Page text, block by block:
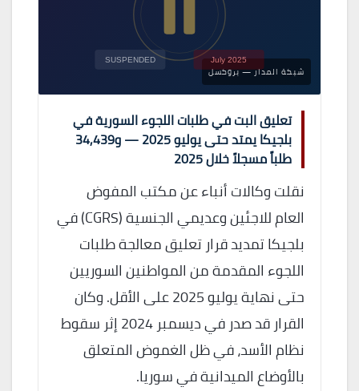
شبكة المدار — بروكسل
SUSPENDED July 2025
تعليق البت في طلبات اللجوء السورية في
بلجيكا يمتد حتى يوليو 2025 — و34,439
طلباً مسجلاً خلال 2025
نقلت وكالات أنباء عن مكتب المفوض
العام للاجئين وعديمي الجنسية (CGRS) في
بلجيكا تمديد قرار تعليق معالجة طلبات
اللجوء المقدمة من المواطنين السوريين
حتى نهاية يوليو 2025 على الأقل. وكان
القرار قد صدر في ديسمبر 2024 إثر سقوط
نظام الأسد، في ظل الغموض المتعلق
بالأوضاع الميدانية في سوريا.